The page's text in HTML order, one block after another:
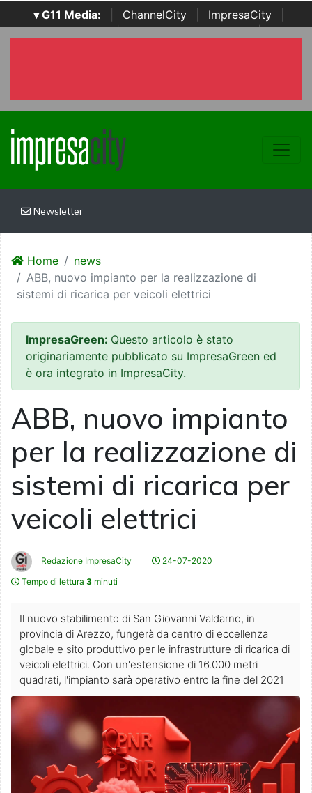
▾ G11 Media: ChannelCity ImpresaCity
SecurityOpenLab | Italian Channel Awards | Italian
Newsletter
Home
news
ABB, nuovo impianto per la realizzazione di
sistemi di ricarica per veicoli elettrici
ImpresaGreen: Questo articolo è stato
originariamente pubblicato su ImpresaGreen ed
è ora integrato in ImpresaCity.
ABB, nuovo impianto
per la realizzazione di
sistemi di ricarica per
veicoli elettrici
Redazione ImpresaCity
24-07-2020
Tempo di lettura 3 minuti
Il nuovo stabilimento di San Giovanni Valdarno, in
provincia di Arezzo, fungerà da centro di eccellenza
globale e sito produttivo per le infrastrutture di ricarica di
veicoli elettrici. Con un'estensione di 16.000 metri
quadrati, l'impianto sarà operativo entro la fine del 2021